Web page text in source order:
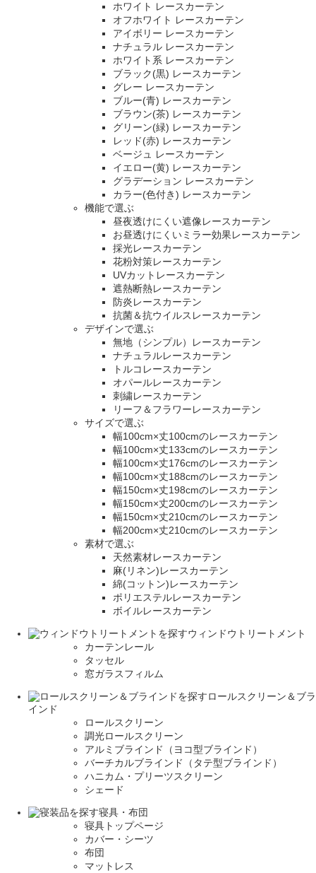
ホワイト レースカーテン
オフホワイト レースカーテン
アイボリー レースカーテン
ナチュラル レースカーテン
ホワイト系 レースカーテン
ブラック(黒) レースカーテン
グレー レースカーテン
ブルー(青) レースカーテン
ブラウン(茶) レースカーテン
グリーン(緑) レースカーテン
レッド(赤) レースカーテン
ベージュ レースカーテン
イエロー(黄) レースカーテン
グラデーション レースカーテン
カラー(色付き) レースカーテン
機能で選ぶ
昼夜透けにくい遮像レースカーテン
お昼透けにくいミラー効果レースカーテン
採光レースカーテン
花粉対策レースカーテン
UVカットレースカーテン
遮熱断熱レースカーテン
防炎レースカーテン
抗菌＆抗ウイルスレースカーテン
デザインで選ぶ
無地（シンプル）レースカーテン
ナチュラルレースカーテン
トルコレースカーテン
オパールレースカーテン
刺繍レースカーテン
リーフ＆フラワーレースカーテン
サイズで選ぶ
幅100cm×丈100cmのレースカーテン
幅100cm×丈133cmのレースカーテン
幅100cm×丈176cmのレースカーテン
幅100cm×丈188cmのレースカーテン
幅150cm×丈198cmのレースカーテン
幅150cm×丈200cmのレースカーテン
幅150cm×丈210cmのレースカーテン
幅200cm×丈210cmのレースカーテン
素材で選ぶ
天然素材レースカーテン
麻(リネン)レースカーテン
綿(コットン)レースカーテン
ポリエステルレースカーテン
ボイルレースカーテン
ウィンドウトリートメント
カーテンレール
タッセル
窓ガラスフィルム
ロールスクリーン＆ブラ
インド
ロールスクリーン
調光ロールスクリーン
アルミブラインド（ヨコ型ブラインド）
バーチカルブラインド（タテ型ブラインド）
ハニカム・プリーツスクリーン
シェード
寝具・布団
寝具トップページ
カバー・シーツ
布団
マットレス